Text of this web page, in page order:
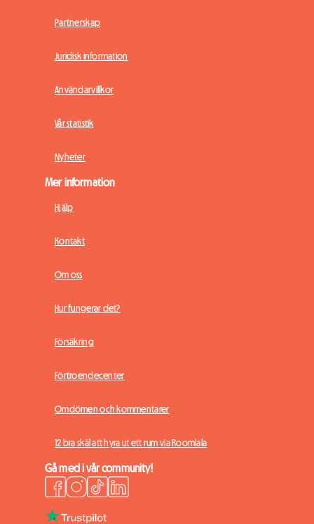
Partnerskap
Juridisk information
Användarvillkor
Vår statistik
Nyheter
Mer information
Hjälp
Kontakt
Om oss
Hur fungerar det?
Försäkring
Förtroendecenter
Omdömen och kommentarer
12 bra skäl att hyra ut ett rum via Roomlala
Gå med i vår community!